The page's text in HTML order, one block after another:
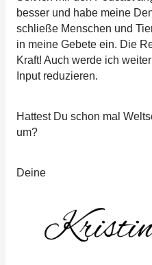
besser und habe meine
schließe Menschen und
in meine Gebete ein. Die
Kraft! Auch werde ich
Input reduzieren.
Hattest Du schon mal
um?
Deine